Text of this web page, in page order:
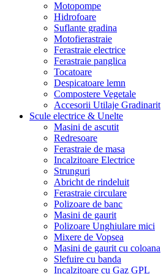
Motopompe
Hidrofoare
Suflante gradina
Motofierastraie
Ferastraie electrice
Ferastraie panglica
Tocatoare
Despicatoare lemn
Compostere Vegetale
Accesorii Utilaje Gradinarit
Scule electrice & Unelte
Masini de ascutit
Redresoare
Ferastraie de masa
Incalzitoare Electrice
Strunguri
Abricht de rindeluit
Ferastraie circulare
Polizoare de banc
Masini de gaurit
Polizoare Unghiulare mici
Mixere de Vopsea
Masini de gaurit cu coloana
Slefuire cu banda
Incalzitoare cu Gaz GPL